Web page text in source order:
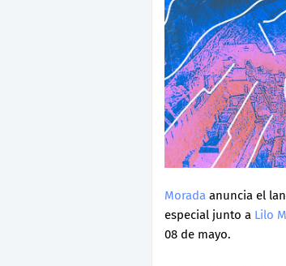
Morada anuncia el
especial junto a Lilo
08 de mayo.